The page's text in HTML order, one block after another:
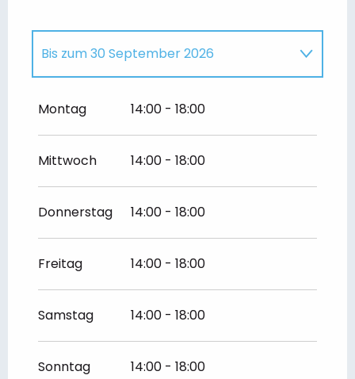
Bis zum30 September 2026
Oktober 2026
vom10 Oktober 2026bis zum11
Oktober 2026
vom17 Oktober 2026bis zum1
Montag 14:00 - 18:00
Mittwoch 14:00 - 18:00
Donnerstag 14:00 - 18:00
Freitag 14:00 - 18:00
Samstag 14:00 - 18:00
Sonntag 14:00 - 18:00